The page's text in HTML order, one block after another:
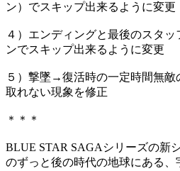
ン）でスキップ出来るように変更
４）エンディングと最後のスタ
ンでスキップ出来るように変更
５）撃墜→復活時の一定時間無敵
取れない現象を修正
＊＊＊
BLUE STAR SAGAシリーズの
のずっと後の時代の地球にある、